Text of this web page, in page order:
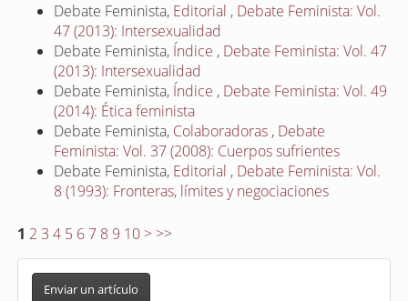
Debate Feminista, Editorial , Debate Feminista: Vol.
47 (2013): Intersexualidad
Debate Feminista, Índice , Debate Feminista: Vol. 47
(2013): Intersexualidad
Debate Feminista, Índice , Debate Feminista: Vol. 49
(2014): Ética feminista
Debate Feminista, Colaboradoras , Debate
Feminista: Vol. 37 (2008): Cuerpos sufrientes
Debate Feminista, Editorial , Debate Feminista: Vol.
8 (1993): Fronteras, límites y negociaciones
1 2 3 4 5 6 7 8 9 10 > >>
E
Enviar un artículo